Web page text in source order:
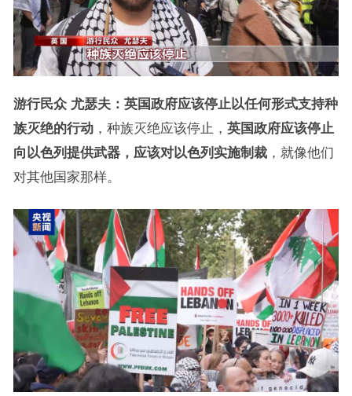
游行民众 尤瑟夫：英国政府应该停止以任何形式支持种
族灭绝的行动，种族灭绝应该停止， 英国政府应该停止
向以色列提供武器，应该对以色列实施制裁，就像他们
对其他国家那样。